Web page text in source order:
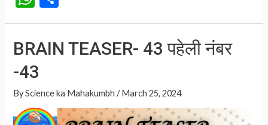
-44
h
at
s
A
p
p
h
ar
e
BRAIN TEASER- 43 पहेली नंबर
-43
ByScience ka Mahakumbh /March 25, 2024